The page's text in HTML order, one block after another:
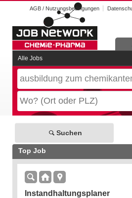
AGB / Nutzungsbedingungen
Alle Jobs
Suchen
Top Job
Instandhaltungsplaner